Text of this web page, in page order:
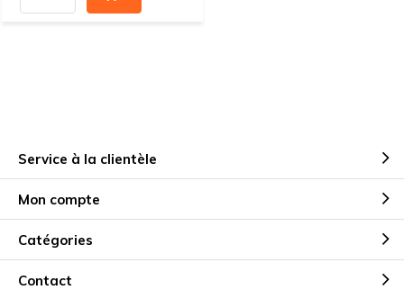
Service à la clientèle
Mon compte
Catégories
Contact